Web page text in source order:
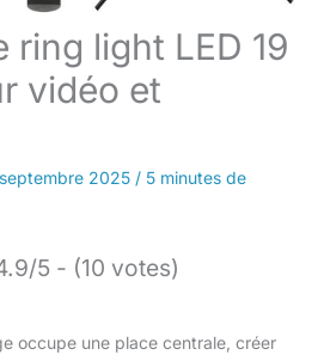
ring light LED 19
vidéo et
septembre 2025 / 5 minutes de
5 - (10 votes)
occupe une place centrale, créer